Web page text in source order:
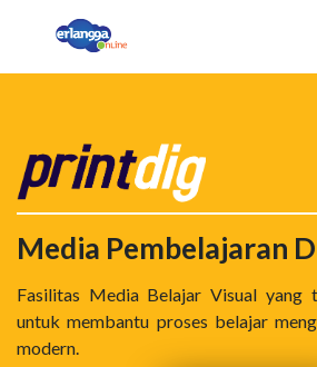
Media Pembelajaran
Fasilitas Media Belajar Visual yang
untuk membantu proses belajar
modern.